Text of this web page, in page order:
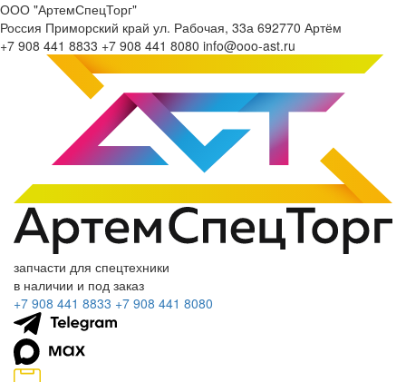
ООО "АртемСпецТорг"
Россия Приморский край ул. Рабочая, 33а 692770 Артём
+7 908 441 8833 +7 908 441 8080 info@ooo-ast.ru
запчасти для спецтехники
в наличии и под заказ
+7 908 441 8833 +7 908 441 8080